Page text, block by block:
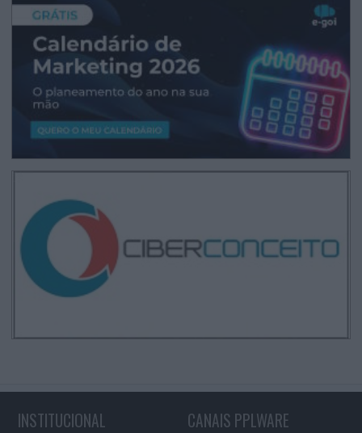
INSTITUCIONAL CANAIS PPLWARE